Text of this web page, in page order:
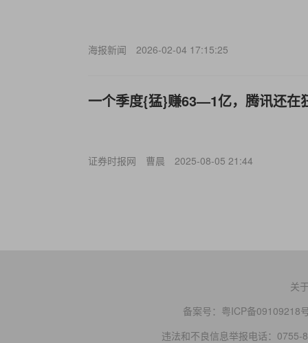
海报新闻 2026-02-04 17:15:25
一个季度{猛}赚63—1亿，腾讯还在
证券时报网 曹晨 2025-08-05 21:44
关
备案号： 粤ICP备09109218
违法和不良信息举报电话：0755-